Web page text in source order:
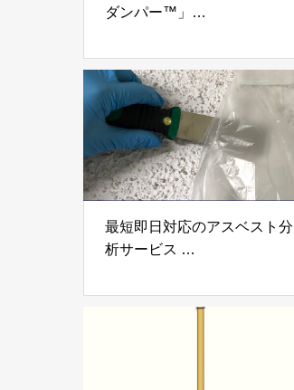
ダンパー™」
プ®」
アイディールブレーン株式会
社
最短即日対応のアスベスト分
析サービス
株式会社べスター